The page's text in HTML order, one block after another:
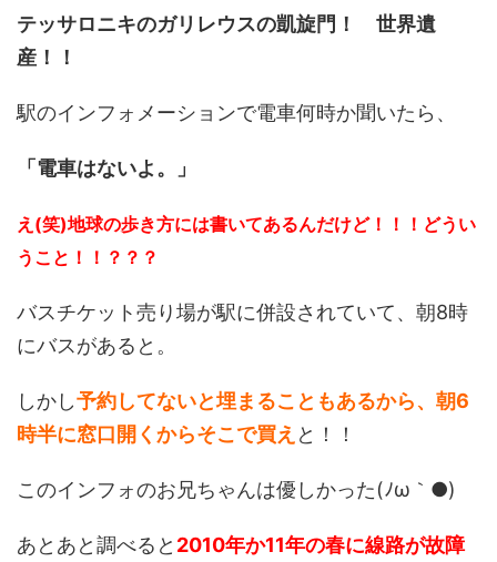
テッサロニキのガリレウスの凱旋門！ 世界遺
産！！
駅のインフォメーションで電車何時か聞いたら、
「電車はないよ。」
え(笑)地球の歩き方には書いてあるんだけど！！！どうい
うこと！！？？？
バスチケット売り場が駅に併設されていて、朝8時
にバスがあると。
しかし予約してないと埋まることもあるから、朝6
時半に窓口開くからそこで買え と！！
このインフォのお兄ちゃんは優しかった(ﾉω｀●)
あとあと調べると 2010年か11年の春に線路が故障